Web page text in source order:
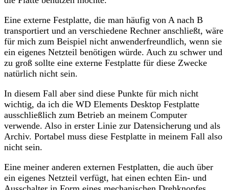
Eine externe Festplatte, die man häufig von A nach B
transportiert und an verschiedene Rechner anschließt, wäre
für mich zum Beispiel nicht anwenderfreundlich, wenn sie
ein eigenes Netzteil benötigen würde. Auch zu schwer und
zu groß sollte eine externe Festplatte für diese Zwecke
natürlich nicht sein.
In diesem Fall aber sind diese Punkte für mich nicht
wichtig, da ich die WD Elements Desktop Festplatte
ausschließlich zum Betrieb an meinem Computer
verwende. Also in erster Linie zur Datensicherung und als
Archiv. Portabel muss diese Festplatte in meinem Fall also
nicht sein.
Eine meiner anderen externen Festplatten, die auch über
ein eigenes Netzteil verfügt, hat einen echten Ein- und